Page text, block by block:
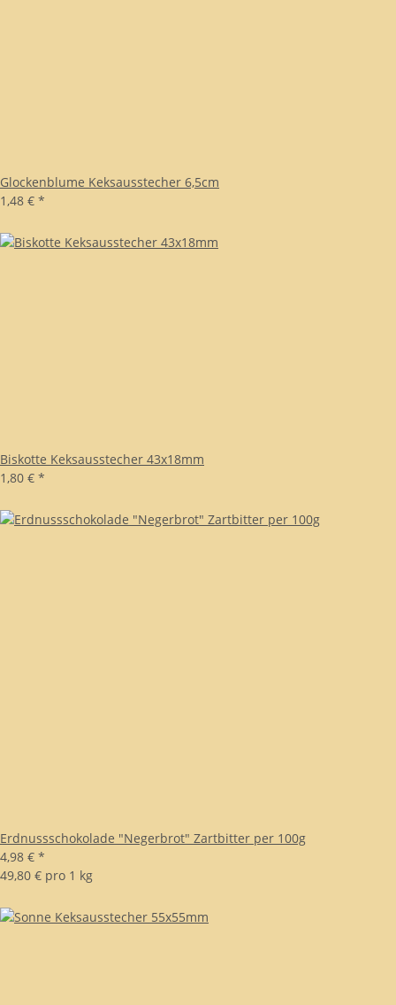
Glockenblume Keksausstecher 6,5cm
1,48 € *
Biskotte Keksausstecher 43x18mm
1,80 € *
Erdnussschokolade "Negerbrot" Zartbitter per 100g
4,98 € *
49,80 € pro 1 kg